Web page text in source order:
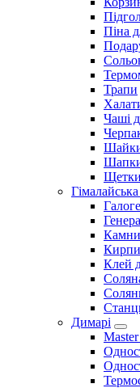
Піна
Трапи
Чаші
Шапки
Клей
Димарі